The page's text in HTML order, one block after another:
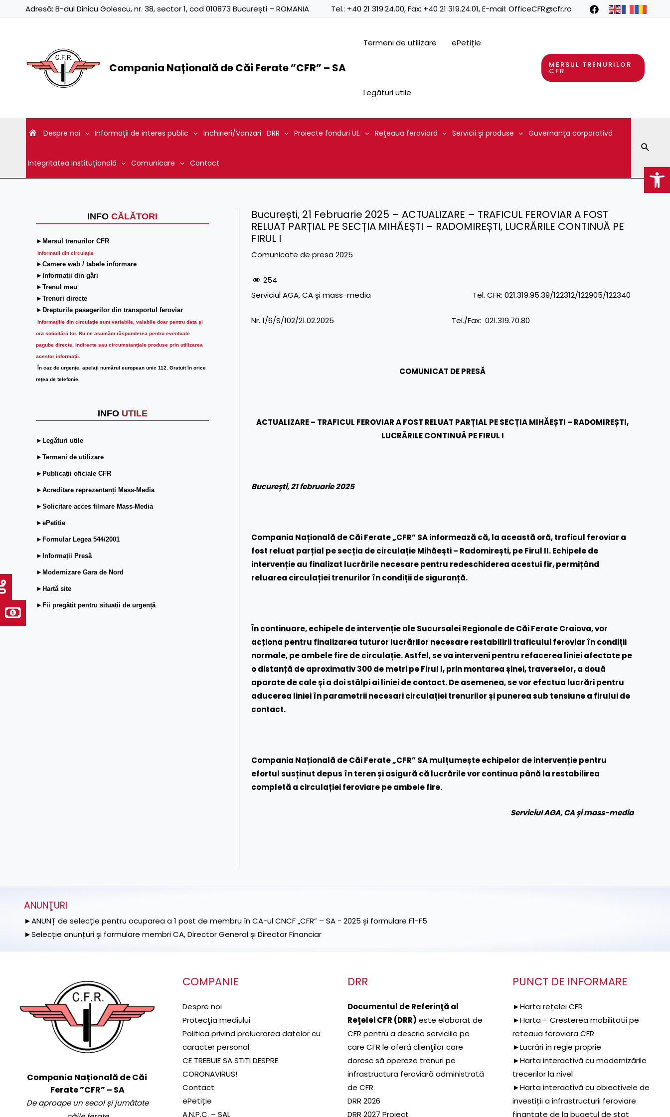
Adresă: B-dul Dinicu Golescu, nr. 38, sector 1, cod 010873 București – ROMANIA Tel.: +40 21 319.24.00, Fax: +40 21 319.24.01, E-mail: OfficeCFR@cfr.ro
Compania Națională de Căi Ferate ”CFR” – SA
Termeni de utilizare ePetiţie
Legături utile
MERSUL TRENURILOR
CFR
Despre noi Informaţii de interes public Inchirieri/Vanzari DRR Proiecte fonduri UE Reţeaua feroviară Servicii şi produse Guvernanţa corporativă
Integritatea instituțională Comunicare Contact
INFO CĂLĂTORI
►Mersul trenurilor CFR
Informatii din circulaţie
►Camere web / tabele informare
►Informaţii din gări
►Trenul meu
►Trenuri directe
►Drepturile pasagerilor din transportul feroviar
Informaţiile din circulaţie sunt variabile, valabile doar pentru data şi
ora solicitării lor. Nu ne asumăm răspunderea pentru eventuale
pagube directe, indirecte sau circumstanțiale produse prin utilizarea
acestor informații.
În caz de urgenţe, apelaţi numărul european unic 112. Gratuit în orice
reţea de telefonie.
INFO UTILE
►Legături utile
►Termeni de utilizare
►Publicații oficiale CFR
►Acreditare reprezentanți Mass-Media
►Solicitare acces filmare Mass-Media
►ePetiție
►Formular Legea 544/2001
►Informații Presă
►Modernizare Gara de Nord
►Hartă site
►Fii pregătit pentru situații de urgență
București, 21 Februarie 2025 – ACTUALIZARE – TRAFICUL FEROVIAR A FOST
RELUAT PARȚIAL PE SECȚIA MIHĂEȘTI – RADOMIREȘTI, LUCRĂRILE CONTINUĂ PE
FIRUL I
Comunicate de presa 2025
254
Serviciul AGA, CA și mass-media Tel. CFR: 021.319.95.39/122312/122905/122340
Nr. 1/6/S/102/21.02.2025 Tel./Fax: 021.319.70.80
COMUNICAT DE PRESĂ
ACTUALIZARE – TRAFICUL FEROVIAR A FOST RELUAT PARȚIAL PE SECȚIA MIHĂEȘTI – RADOMIREȘTI,
LUCRĂRILE CONTINUĂ PE FIRUL I
București, 21 februarie 2025
Compania Națională de Căi Ferate „CFR” SA informează că, la această oră, traficul feroviar a
fost reluat parțial pe secția de circulație Mihăești – Radomirești, pe Firul II. Echipele de
intervenție au finalizat lucrările necesare pentru redeschiderea acestui fir, permițând
reluarea circulației trenurilor în condiții de siguranță.
În continuare, echipele de intervenție ale Sucursalei Regionale de Căi Ferate Craiova, vor
acționa pentru finalizarea tuturor lucrărilor necesare restabilirii traficului feroviar în condiții
normale, pe ambele fire de circulație. Astfel, se va interveni pentru refacerea liniei afectate pe
o distanță de aproximativ 300 de metri pe Firul I, prin montarea șinei, traverselor, a două
aparate de cale și a doi stâlpi ai liniei de contact. De asemenea, se vor efectua lucrări pentru
aducerea liniei în parametrii necesari circulației trenurilor și punerea sub tensiune a firului de
contact.
Compania Națională de Căi Ferate „CFR” SA mulțumește echipelor de intervenție pentru
efortul susținut depus în teren și asigură că lucrările vor continua până la restabilirea
completă a circulației feroviare pe ambele fire.
Serviciul AGA, CA și mass-media
ANUNŢURI
►ANUNȚ de selecție pentru ocuparea a 1 post de membru în CA-ul CNCF „CFR” – SA - 2025 și formulare F1-F5
►Selecție anunțuri și formulare membri CA, Director General și Director Financiar
Compania Națională de Căi
Ferate ”CFR” – SA
De aproape un secol și jumătate
COMPANIE
Despre noi
Protecţia mediului
Politica privind prelucrarea datelor cu
caracter personal
CE TREBUIE SA STITI DESPRE
CORONAVIRUS!
Contact
ePetiție
A.N.P.C. – SAL
DRR
Documentul de Referinţă al
Reţelei CFR (DRR) este elaborat de
CFR pentru a descrie serviciile pe
care CFR le oferă clienţilor care
doresc să opereze trenuri pe
infrastructura feroviară administrată
de CFR.
DRR 2026
DRR 2027 Proiect
PUNCT DE INFORMARE
►Harta rețelei CFR
►Harta – Cresterea mobilitatii pe
reteaua feroviara CFR
►Lucrări în regie proprie
►Harta interactivă cu modernizările
trecerilor la nivel
►Harta interactivă cu obiectivele de
investiții a infrastructurii feroviare
finanțate de la bugetul de stat